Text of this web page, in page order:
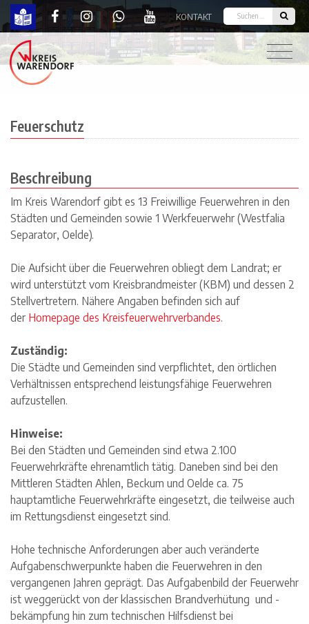
Feuerschutz | Kreis Warendorf
KONTAKT
Feuerschutz
Beschreibung
Im Kreis Warendorf gibt es 13 Freiwillige Feuerwehren in den
Städten und Gemeinden sowie 1 Werkfeuerwehr (Westfalia
Separator, Oelde).
Die Aufsicht über die Feuerwehren obliegt dem Landrat; er
wird unterstützt vom Kreisbrandmeister (KBM) und dessen 2
Stellvertretern. Nähere Angaben befinden sich auf
der Homepage des Kreisfeuerwehrverbandes
Zuständig:
Die Städte und Gemeinden sind verpflichtet, den örtlichen
Verhältnissen entsprechend leistungsfähige Feuerwehren
aufzustellen.
Hinweise:
Bei den Städten und Gemeinden sind etwa 2.100
Feuerwehrkräfte ehrenamtlich tätig. Daneben sind bei den
Mittleren Städten Ahlen, Beckum und Oelde ca. 75
hauptamtliche Feuerwehrkräfte eingesetzt, die teilweise auch
im Rettungsdienst eingesetzt sind.
Hohe technische Anforderungen aber auch veränderte
Aufgabenschwerpunkte haben die Feuerwehren in den
vergangenen Jahren geprägt. Das Aufgabenbild der Feuerwehr
ist weggerückt von der klassischen Brandverhütung und -
bekämpfung hin zum technischen Hilfsdienst bei